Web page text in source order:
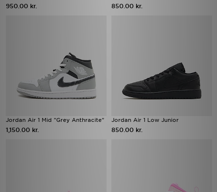
950.00 kr. 850.00 kr.
Jordan Air 1 Mid "Grey Anthracite"
1,150.00 kr.
Jordan Air 1 Low Junior
850.00 kr.